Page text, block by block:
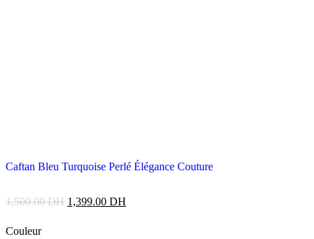
Caftan Bleu Turquoise Perlé Élégance Couture
1,500.00DH 1,399.00 DH
Couleur